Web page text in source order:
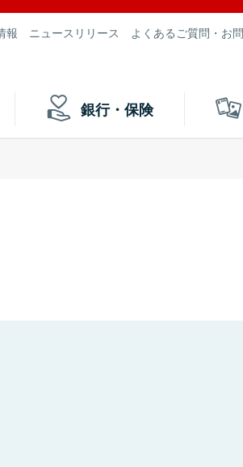
報 ニュースリリース よくあるご質問・お
銀行・保険